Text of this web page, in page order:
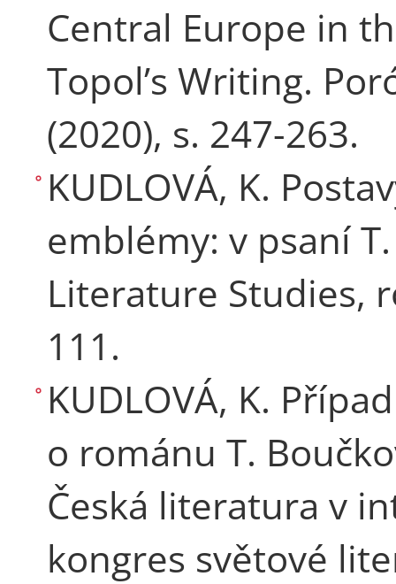
Central Europe in
Topol’s Writing.
(2020), s. 247-263.
KUDLOVÁ, K.
emblémy: v psaní
Literature Studies,
111.
KUDLOVÁ, K.
o románu T.
Česká literatura v
kongres světové